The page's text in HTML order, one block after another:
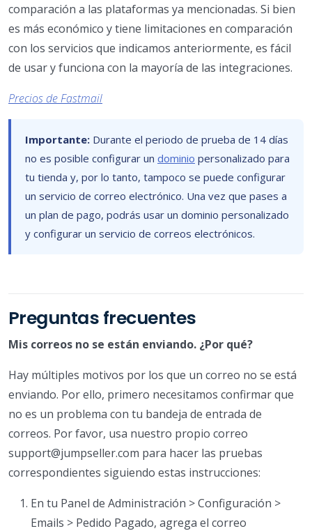
comparación a las plataformas ya mencionadas. Si bien
es más económico y tiene limitaciones en comparación
con los servicios que indicamos anteriormente, es fácil
de usar y funciona con la mayoría de las integraciones.
Precios de Fastmail
Importante: Durante el periodo de prueba de 14 días
no es posible configurar un dominio personalizado para
tu tienda y, por lo tanto, tampoco se puede configurar
un servicio de correo electrónico. Una vez que pases a
un plan de pago, podrás usar un dominio personalizado
y configurar un servicio de correos electrónicos.
Preguntas frecuentes
Mis correos no se están enviando. ¿Por qué?
Hay múltiples motivos por los que un correo no se está
enviando. Por ello, primero necesitamos confirmar que
no es un problema con tu bandeja de entrada de
correos. Por favor, usa nuestro propio correo
support@jumpseller.com para hacer las pruebas
correspondientes siguiendo estas instrucciones:
En tu Panel de Administración > Configuración >
Emails > Pedido Pagado, agrega el correo